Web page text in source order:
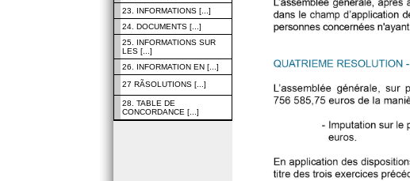
23. INFORMATIONS [...]
24. DOCUMENTS [...]
25. INFORMATIONS SUR
LES [...]
26. INFORMATION EN [...]
27 RÃSOLUTIONS [...]
28. TABLE DE
CONCORDANCE [...]